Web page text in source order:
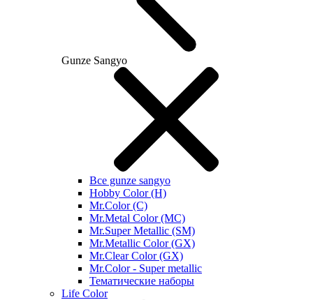
Gunze Sangyo
Все gunze sangyo
Hobby Color (H)
Mr.Color (C)
Mr.Metal Color (MC)
Mr.Super Metallic (SM)
Mr.Metallic Color (GX)
Mr.Clear Color (GX)
Mr.Color - Super metallic
Тематические наборы
Life Color